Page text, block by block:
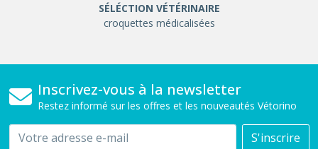
SÉLÉCTION VÉTÉRINAIRE
croquettes médicalisées
Inscrivez-vous à la newsletter
Restez informé sur les offres et les nouveautés Vétorino
Email S'inscrire